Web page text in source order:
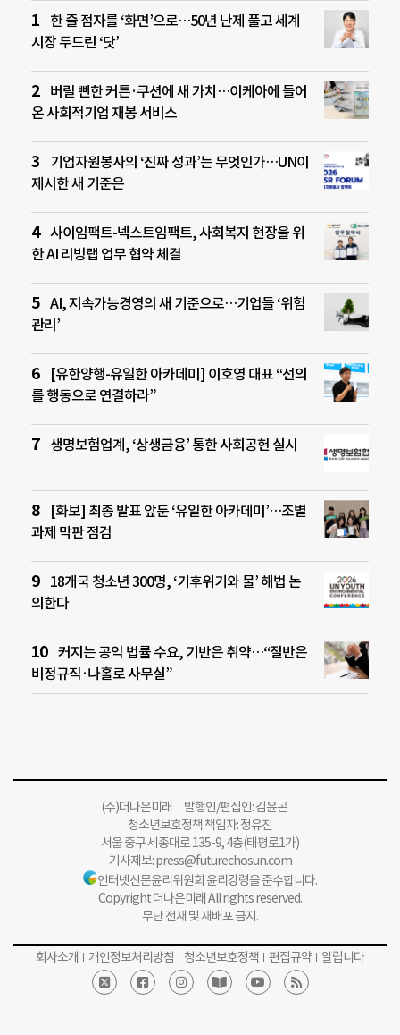
한 줄 점자를 ‘화면’으로…50년 난제 풀고 세계
시장 두드린 ‘닷’
버릴 뻔한 커튼·쿠션에 새 가치…이케아에 들어
온 사회적기업 재봉 서비스
기업자원봉사의 ‘진짜 성과’는 무엇인가…UN이
제시한 새 기준은
사이임팩트-넥스트임팩트, 사회복지 현장을 위
한 AI 리빙랩 업무 협약 체결
AI, 지속가능경영의 새 기준으로…기업들 ‘위험
관리’
[유한양행-유일한 아카데미] 이호영 대표 “선의
를 행동으로 연결하라”
생명보험업계, ‘상생금융’ 통한 사회공헌 실시
[화보] 최종 발표 앞둔 ‘유일한 아카데미’…조별
과제 막판 점검
18개국 청소년 300명, ‘기후위기와 물’ 해법 논
의한다
커지는 공익 법률 수요, 기반은 취약…“절반은
비정규직·나홀로 사무실”
(주)더나은미래 발행인/편집인: 김윤곤
청소년보호정책 책임자: 정유진
서울 중구 세종대로 135-9, 4층(태평로1가)
기사제보:press@futurechosun.com
인터넷신문윤리위원회 윤리강령을 준수합니다.
Copyright 더나은미래 All rights reserved.
무단 전재 및 재배포 금지.
회사소개 개인정보처리방침 청소년보호정책 편집규약 알립니다